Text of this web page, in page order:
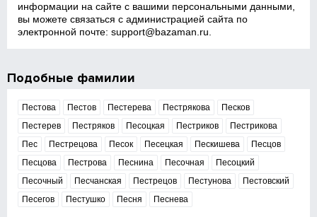
информации на сайте с вашими персональными данными,
вы можете связаться с администрацией сайта по
электронной почте:support@bazaman.ru
Подобные фамилии
Пестова Пестов Пестерева Пестрякова
Песков
Пестерев
Пестряков Песоцкая Пестриков
Пестрикова
Пес
Пестрецова Песок Песецкая Пескишева
Песцов
Песцова
Пестрова Песнина Песочная
Песоцкий
Песочный
Песчанская Пестрецов Пестунова
Пестовский
Песегов
Пестушко Песня Песнева